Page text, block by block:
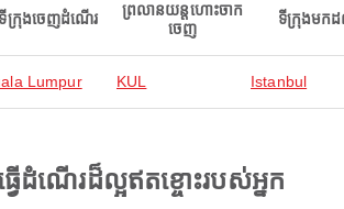
ទីក្រុងចេញដំណើរ
ព្រលានយន្តហោះចាក
ចេញ
ទីក្រុងមក
Lumpur KUL Istanbul
ដំណើរដ៏ល្អឥតខ្ចោះរបស់អ្នក